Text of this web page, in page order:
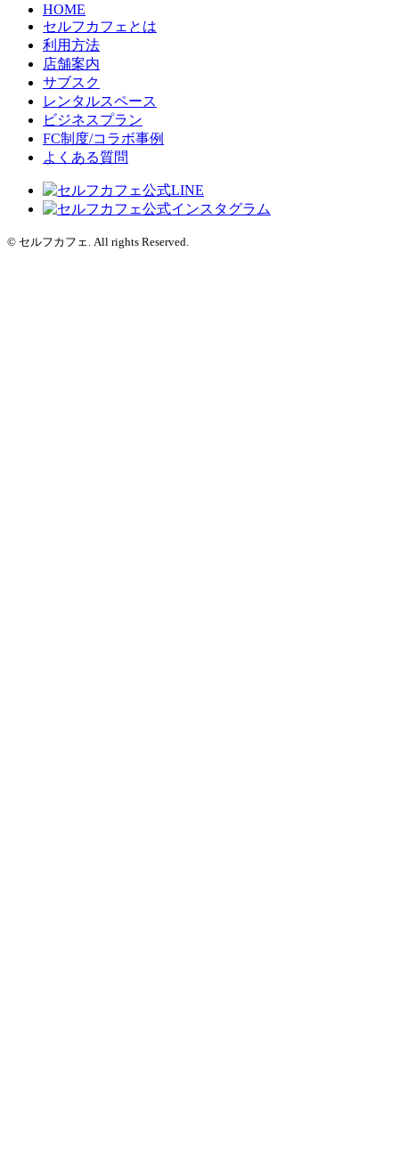
HOME
セルフカフェとは
利用方法
店舗案内
サブスク
レンタルスペース
ビジネスプラン
FC制度/コラボ事例
よくある質問
© セルフカフェ. All rights Reserved.